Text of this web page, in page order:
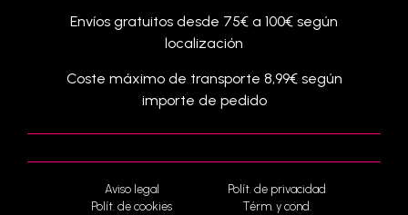
Envíos gratuitos desde 75€ a 100€ según
localización
Coste máximo de transporte 8,99€ según
importe de pedido
Aviso legal
Polít. de privacidad
Polít. de cookies
Térm. y cond.